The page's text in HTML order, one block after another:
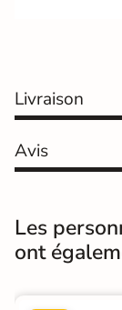
Résistance à
Masse colorée
Finition
Surface
Livraison
Avis
Les
ont